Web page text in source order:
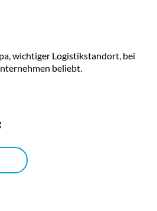
wichtiger Logistikstandort, bei
beliebt.